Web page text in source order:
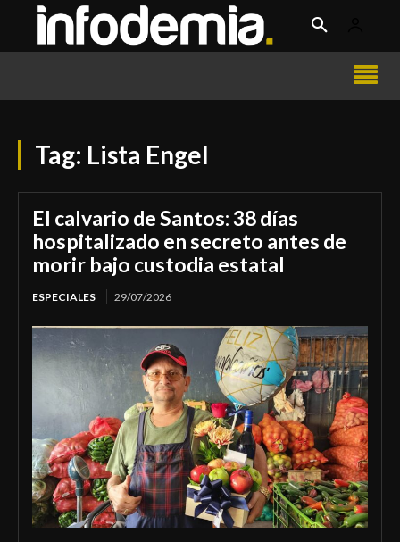
Tag: Lista Engel
El calvario de Santos: 38 días
hospitalizado en secreto antes de
morir bajo custodia estatal
ESPECIALES 29/07/2026